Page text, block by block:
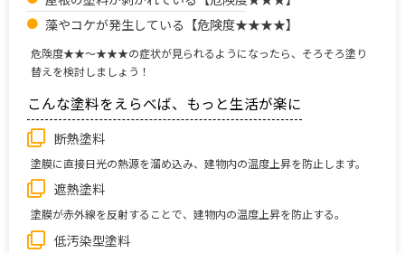
藻やコケが発生している【危険度★★★★】
危険度★★～★★★の症状が見られるようになったら、そろそろ塗り
替えを検討しましょう！
こんな塗料をえらべば、もっと生活が楽に
断熱塗料
塗膜に直接日光の熱源を溜め込み、建物内の温度上昇を防止します。
遮熱塗料
塗膜が赤外線を反射することで、建物内の温度上昇を防止する。
低汚染型塗料